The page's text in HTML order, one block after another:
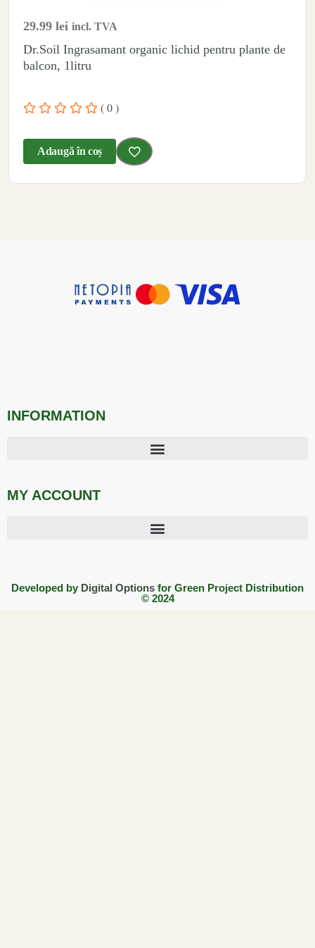
29.99 lei incl. TVA
Dr.Soil Ingrasamant organic lichid pentru plante de
balcon, 1litru
( 0 )
Adaugă în coș
INFORMATION
MY ACCOUNT
Developed by Digital Options for Green Project Distribution
© 2024